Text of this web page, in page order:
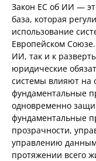
Закон ЕС об ИИ —
база, которая
использование
Европейском
ИИ, так и к
юридические
системы влияют на
фундаментальные
одновременно
фундаментальные
прозрачности,
управлению
протяжении всего